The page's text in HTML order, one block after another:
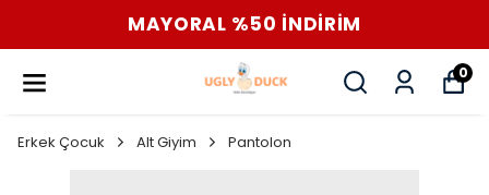
MAYORAL %50 İNDİRİM
0
Erkek Çocuk Alt Giyim Pantolon